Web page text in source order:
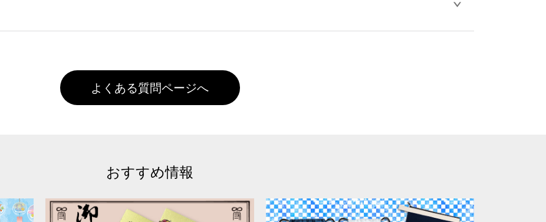
った状態でお届けとなる場合がございます。※2 濃色は淡色に比べ処理剤が目立ちやすく、1回の水洗いで
して頂き、デザインツール上にアップロードをお願い致します。
よくある質問ページへ
おすすめ情報